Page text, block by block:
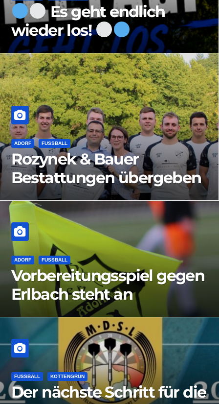
Es geht endlich
wieder los!
ADORF FUSSBALL
Rozynek & Bauer
Bestattungen übergeben
neue Shirts
ADORF FUSSBALL
Vorbereitungsspiel gegen
Erlbach steht an
FUSSBALL KOTTENGRÜN
Der nächste Schritt für die